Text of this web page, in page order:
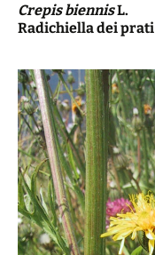
Crepis biennisL.
Radichiella dei prati